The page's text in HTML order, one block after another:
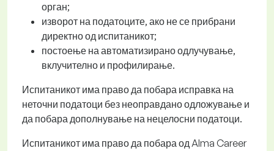
орган;
изворот на податоците, ако не се прибрани
директно од испитаникот;
постоење на автоматизирано одлучување,
вклучително и профилирање.
Испитаникот има право да побара исправка на
неточни податоци без неоправдано одложување и
да побара дополнување на нецелосни податоци.
Испитаникот има право да побара од Alma Career